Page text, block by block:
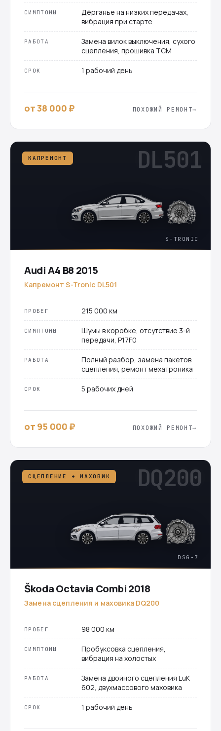
СИМПТОМЫ
Дёрганье на низких передачах,
вибрация при старте
РАБОТА
Замена вилок выключения, сухого
сцепления, прошивка TCM
СРОК 1 рабочий день
от 38 000 ₽ ПОХОЖИЙ РЕМОНТ
КАПРЕМОНТ DL501
S-TRONIC
Audi A4 B8 2015
Капремонт S-Tronic DL501
ПРОБЕГ 215 000 км
СИМПТОМЫ
Шумы в коробке, отсутствие 3-й
передачи, P17F0
РАБОТА
Полный разбор, замена пакетов
сцепления, ремонт мехатроника
СРОК 5 рабочих дней
от 95 000 ₽ ПОХОЖИЙ РЕМОНТ
СЦЕПЛЕНИЕ + МАХОВИК DQ200
DSG-7
Škoda Octavia Combi 2018
Замена сцепления и маховика DQ200
ПРОБЕГ 98 000 км
СИМПТОМЫ
Пробуксовка сцепления,
вибрация на холостых
РАБОТА
Замена двойного сцепления LuK
602, двухмассового маховика
СРОК 1 рабочий день